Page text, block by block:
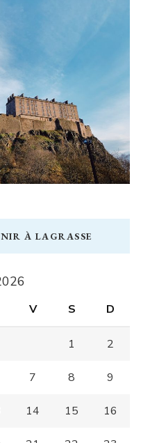
À LAGRASSE
V S D
1 2
7 8 9
14 15 16